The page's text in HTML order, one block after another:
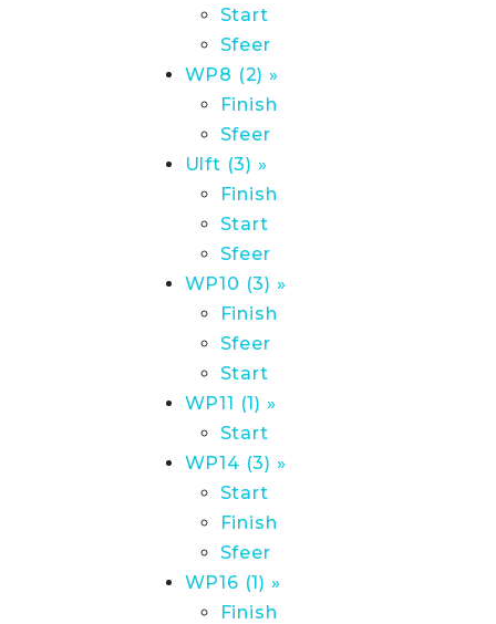
Start
Sfeer
WP8 (2) »
Finish
Sfeer
Ulft (3) »
Finish
Start
Sfeer
WP10 (3) »
Finish
Sfeer
Start
WP11 (1) »
Start
WP14 (3) »
Start
Finish
Sfeer
WP16 (1) »
Finish